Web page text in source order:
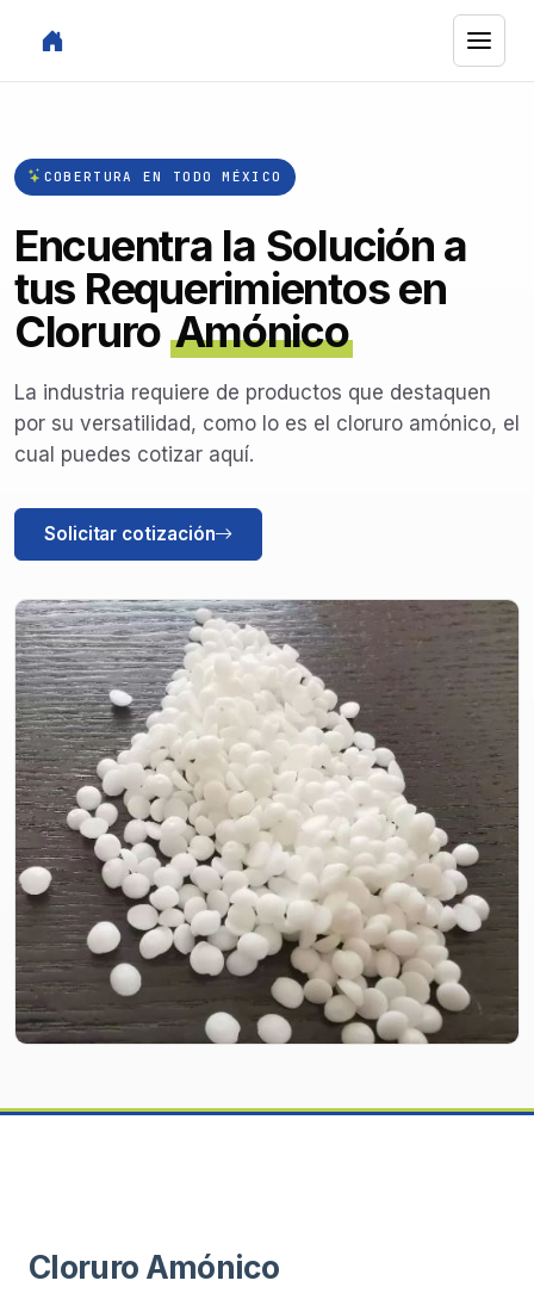
COBERTURA EN TODO MÉXICO
Encuentra la Solución a
tus Requerimientos en
Cloruro Amónico
La industria requiere de productos que destaquen
por su versatilidad, como lo es el cloruro amónico, el
cual puedes cotizar aquí.
Solicitar cotización
Cloruro Amónico